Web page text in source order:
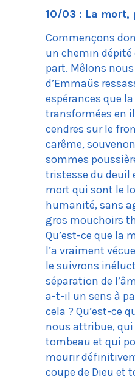
10/03 : La mort,
Commençons
un chemin
part. Mêlons
d’Emmaüs
espérances que
transformées en
cendres sur le
carême,
sommes
tristesse du deuil
mort qui sont le
humanité, sans
gros mouchoirs
Qu’est-ce que la
l’a vraiment
le suivrons
séparation de
a-t-il un sens à
cela ? Qu’est-ce
nous attribue, qui
tombeau et qui
mourir
coupe de Dieu et